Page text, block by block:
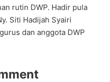
rutin DWP. Hadir pula
Siti Hadijah Syairi
dan anggota DWP